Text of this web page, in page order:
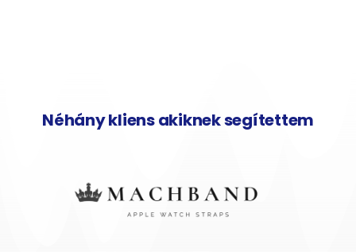
Néhány kliens akiknek segítettem